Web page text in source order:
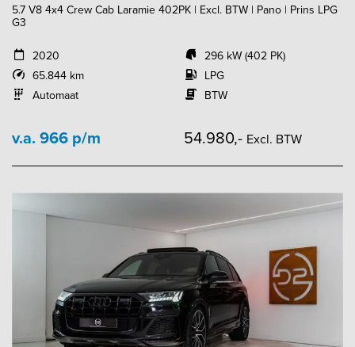
5.7 V8 4x4 Crew Cab Laramie 402PK | Excl. BTW | Pano | Prins LPG
G3
2020
65.844 km
Automaat
296 kW (402 PK)
LPG
BTW
v.a. 966 p/m 54.980,- Excl. BTW